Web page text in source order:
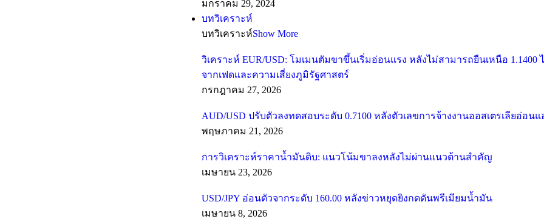
มกราคม 29, 2024
บทวิเคราะห์
บทวิเคราะห์Show More
วิเคราะห์ EUR/USD: โมเมนตัมขาขึ้นเริ่มอ่อนแรง หลังไม่สามารถยืนเหนือ 1.1400
จากเฟดและความเสี่ยงภูมิรัฐศาสตร์
กรกฎาคม 27, 2026
AUD/USD ปรับตัวลงทดสอบระดับ 0.7100 หลังตัวเลขการจ้างงานออสเตรเลียอ่อน
พฤษภาคม 21, 2026
การวิเคราะห์ราคาน้ำมันดิบ: แนวโน้มขาลงหลังไม่ผ่านแนวต้านสำคัญ
เมษายน 23, 2026
USD/JPY อ่อนตัวจากระดับ 160.00 หลังข่าวหยุดยิงกดดันพรีเมียมน้ำมัน
เมษายน 8, 2026